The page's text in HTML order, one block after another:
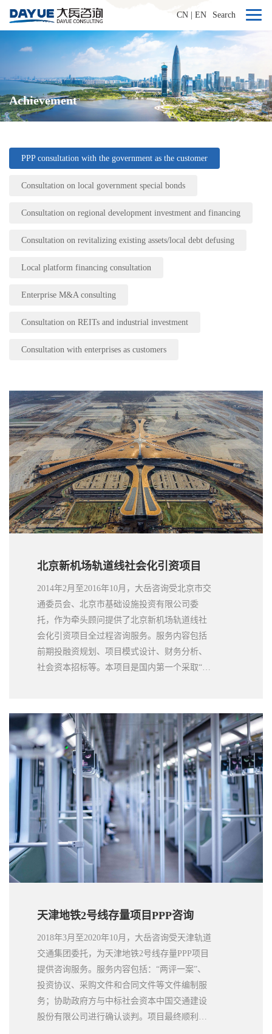
CN EN Search
Achievement
PPP consultation with the government as the customer
Consultation on local government special bonds
Consultation on regional development investment and financing
Consultation on revitalizing existing assets/local debt defusing
Local platform financing consultation
Enterprise M&A consulting
Consultation on REITs and industrial investment
Consultation with enterprises as customers
北京新机场轨道线社会化引资项目
2014年2月至2016年10月，大岳咨询受北京市交
通委员会、北京市基础设施投资有限公司委
托，作为牵头顾问提供了北京新机场轨道线社
会化引资项目全过程咨询服务。服务内容包括
前期投融资规划、项目模式设计、财务分析、
社会资本招标等。本项目是国内第一个采取“大
决了土建与设备、建设、运营的衔接问题。同
时，在社会化引资总额及占项目总投资比例上
都是一次重大跨越，是目前北京市轨道交通领
域合作范围最广、绩效产出最全面的PPP项
目，也是连接市中心城与大兴国际机场的重要
纽带。2019年9月25日上午，习近平总书记乘坐
本线路轨道列车，前往北京大兴国际机场出席
投运仪式。
天津地铁2号线存量项目PPP咨询
2018年3月至2020年10月，大岳咨询受天津轨道
交通集团委托，为天津地铁2号线存量PPP项目
提供咨询服务。服务内容包括：“两评一案”、
投资协议、采购文件和合同文件等文件编制服
务；协助政府方与中标社会资本中国交通建设
股份有限公司进行确认谈判。项目最终顺利签